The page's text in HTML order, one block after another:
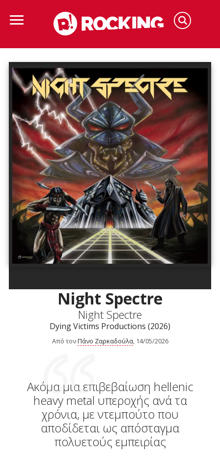
Night Spectre
Night Spectre
Dying Victims Productions (2026)
Από τονΠάνο Ζαρκαδούλα, 14/05/2026
Ακόμα μια επιβεβαίωση hellenic
heavy metal υπεροχής ανά τα
χρόνια, με ντεμπούτο που
αποδίδεται ως απόσταγμα
πολυετούς εμπειρίας